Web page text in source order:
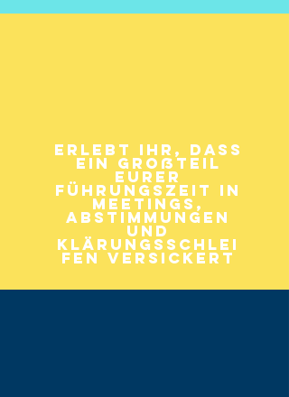
Erlebt Ihr, dass
ein Großteil
Eurer
Führungszeit in
Meetings,
Abstimmungen
und
Klärungsschlei
fen versickert